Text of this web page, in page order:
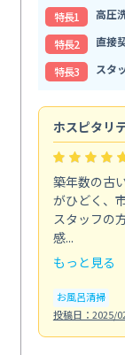
特⻑1
高圧
特⻑2
直接
特⻑3
スタ
ホスピタリ
築年数の古
がひどく、
スタッフの
感...
もっと見る
お風呂清掃
投稿日：2025/